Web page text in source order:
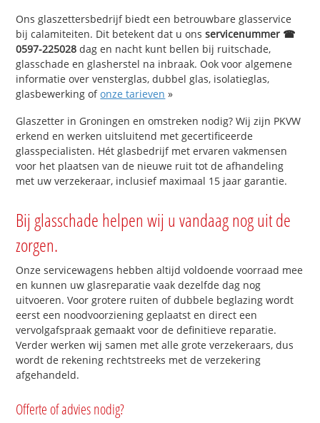
Ons glaszettersbedrijf biedt een betrouwbare glasservice
bij calamiteiten. Dit betekent dat u onsservicenummer ☎
0597-225028 dag en nacht kunt bellen bij ruitschade,
glasschade en glasherstel na inbraak. Ook voor algemene
informatie over vensterglas, dubbel glas, isolatieglas,
glasbewerking ofonze tarieven »
Glaszetter in Groningen en omstreken nodig? Wij zijn PKVW
erkend en werken uitsluitend met gecertificeerde
glasspecialisten. Hét glasbedrijf met ervaren vakmensen
voor het plaatsen van de nieuwe ruit tot de afhandeling
met uw verzekeraar, inclusief maximaal 15 jaar garantie.
Bij glasschade helpen wij u vandaag nog uit de
zorgen.
Onze servicewagens hebben altijd voldoende voorraad mee
en kunnen uw glasreparatie vaak dezelfde dag nog
uitvoeren. Voor grotere ruiten of dubbele beglazing wordt
eerst een noodvoorziening geplaatst en direct een
vervolgafspraak gemaakt voor de definitieve reparatie.
Verder werken wij samen met alle grote verzekeraars, dus
wordt de rekening rechtstreeks met de verzekering
afgehandeld.
Offerte of advies nodig?